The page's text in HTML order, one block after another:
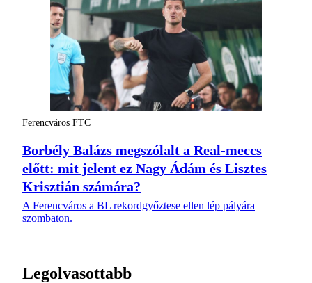
Ferencváros FTC
Borbély Balázs megszólalt a Real-meccs
előtt: mit jelent ez Nagy Ádám és Lisztes
Krisztián számára?
A Ferencváros a BL rekordgyőztese ellen lép pályára
szombaton.
Legolvasottabb